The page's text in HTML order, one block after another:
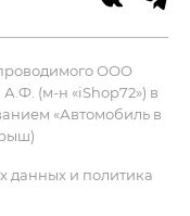
данных и политика
ООО
(м-н «iShop72») в
«Автомобиль в